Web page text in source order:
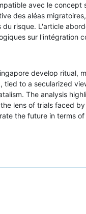
avec le
des aléas
risque. L'article
sur l'intégration
develop ritual,
to a secularized
The analysis
lens of trials faced
the future in terms